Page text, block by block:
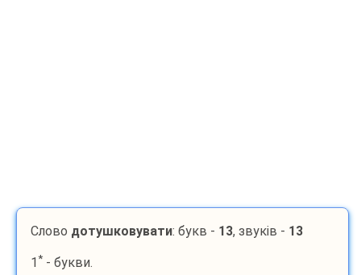
Слово дотушковувати: букв - 13, звуків - 13
1 * - букви.